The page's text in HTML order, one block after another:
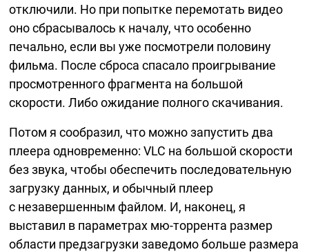
отключили. Но при попытке перемотать видео
оно сбрасывалось к началу, что особенно
печально, если вы уже посмотрели половину
фильма. После сброса спасало проигрывание
просмотренного фрагмента на большой
скорости. Либо ожидание полного скачивания.
Потом я сообразил, что можно запустить два
плеера одновременно: VLC на большой скорости
без звука, чтобы обеспечить последовательную
загрузку данных, и обычный плеер
с незавершенным файлом. И, наконец, я
выставил в параметрах мю-торрента размер
области предзагрузки заведомо больше размера